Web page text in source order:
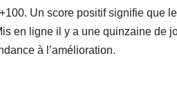
Un score positif signifie que
en ligne il y a une quinzaine de
à l’amélioration.